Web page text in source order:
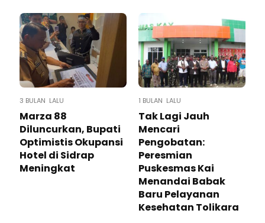
3 BULAN LALU
Marza 88
Diluncurkan, Bupati
Optimistis Okupansi
Hotel di Sidrap
Meningkat
1 BULAN LALU
Tak Lagi Jauh
Mencari
Pengobatan:
Peresmian
Puskesmas Kai
Menandai Babak
Baru Pelayanan
Kesehatan Tolikara